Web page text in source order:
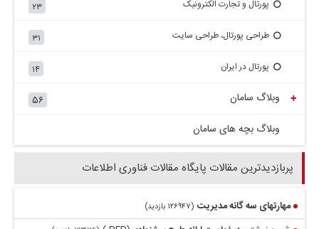
پورتال و تجارت الکترونیک
۲۳
طراحی پورتال، طراحی سایت
۳۱
پورتال در ایران
۱۴
+ وبلاگ سامان
۵۶
وبلاگ بچه های سامان
پربازدیدترین مقالات پایگاه مقالات فناوری اطلاعات
مهارتهای سه گانهمدیریت (۱۲۶۹۴۷ بازدید)